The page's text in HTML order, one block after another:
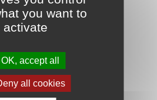
118,80 €
AU PANIER
you want to
activate
OK, accept all
all cookies